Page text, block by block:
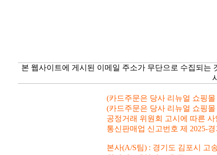
본 웹사이트에 게시된 이메일 주소가 무단으로 수집되
(카드주문은 당사 리뉴얼 쇼핑몰
(카드주문은 당사 리뉴얼 쇼핑몰
공정거래 위원회 고시에 따른 사
통신판매업 신고번호 제 2025-
본사(A/S팀) : 경기도 김포시 고